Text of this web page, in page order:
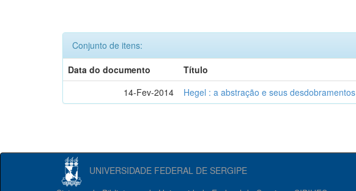
Conjunto de itens:
Data do documento
Título
14-Fev-2014
Hegel : a abstração e seus desdobramentos
UNIVERSIDADE FEDERAL DE SERGIPE